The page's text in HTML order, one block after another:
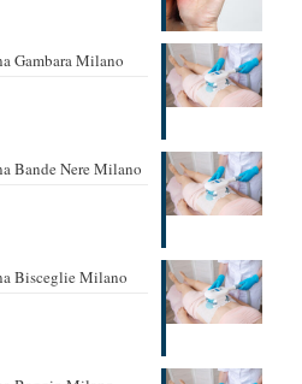
Gambara Milano
Bande Nere Milano
Bisceglie Milano